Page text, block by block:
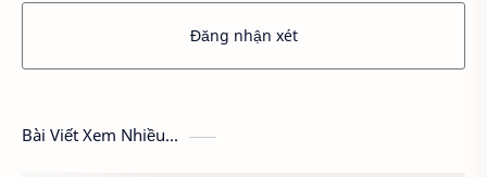
Đăng nhận xét
Bài Viết Xem Nhiều...